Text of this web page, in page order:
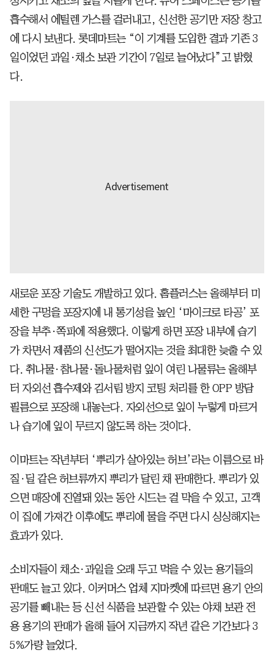
흡수해서 에틸렌 가스를 걸러내고, 신선한 공기만 저장 창고
에 다시 보낸다. 롯데마트는 “이 기계를 도입한 결과 기존 3
일이었던 과일·채소 보관 기간이 7일로 늘어났다”고 밝혔
다.
새로운 포장 기술도 개발하고 있다. 홈플러스는 올해부터 미
세한 구멍을 포장지에 내 통기성을 높인 ‘마이크로 타공’ 포
장을 부추·쪽파에 적용했다. 이렇게 하면 포장 내부에 습기
가 차면서 제품의 신선도가 떨어지는 것을 최대한 늦출 수 있
다. 취나물·참나물·돌나물처럼 잎이 여린 나물류는 올해부
터 자외선 흡수제와 김서림 방지 코팅 처리를 한 OPP 방담
필름으로 포장해 내놓는다. 자외선으로 잎이 누렇게 마르거
나 습기에 잎이 무르지 않도록 하는 것이다.
이마트는 작년부터 ‘뿌리가 살아있는 허브’라는 이름으로 바
질·딜 같은 허브류까지 뿌리가 달린 채 판매한다. 뿌리가 있
으면 매장에 진열돼 있는 동안 시드는 걸 막을 수 있고, 고객
이 집에 가져간 이후에도 뿌리에 물을 주면 다시 싱싱해지는
효과가 있다.
소비자들이 채소·과일을 오래 두고 먹을 수 있는 용기들의
판매도 늘고 있다. 이커머스 업체 지마켓에 따르면 용기 안의
공기를 빼내는 등 신선 식품을 보관할 수 있는 야채 보관 전
용 용기의 판매가 올해 들어 지금까지 작년 같은 기간보다 3
5%가량 늘었다.